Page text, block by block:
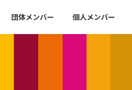
団体メンバー 個人メンバー